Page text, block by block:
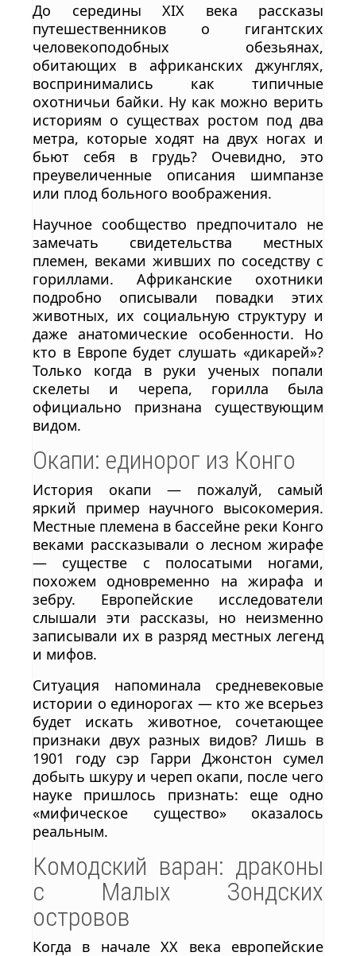
До середины XIX века рассказы
путешественников о гигантских
человекоподобных обезьянах,
обитающих в африканских джунглях,
воспринимались как типичные
охотничьи байки. Ну как можно верить
историям о существах ростом под два
метра, которые ходят на двух ногах и
бьют себя в грудь? Очевидно, это
преувеличенные описания шимпанзе
или плод больного воображения.
Научное сообщество предпочитало не
замечать свидетельства местных
племен, веками живших по соседству с
гориллами. Африканские охотники
подробно описывали повадки этих
животных, их социальную структуру и
даже анатомические особенности. Но
кто в Европе будет слушать «дикарей»?
Только когда в руки ученых попали
скелеты и черепа, горилла была
официально признана существующим
видом.
Окапи: единорог из Конго
История окапи — пожалуй, самый
яркий пример научного высокомерия.
Местные племена в бассейне реки Конго
веками рассказывали о лесном жирафе
— существе с полосатыми ногами,
похожем одновременно на жирафа и
зебру. Европейские исследователи
слышали эти рассказы, но неизменно
записывали их в разряд местных легенд
и мифов.
Ситуация напоминала средневековые
истории о единорогах — кто же всерьез
будет искать животное, сочетающее
признаки двух разных видов? Лишь в
1901 году сэр Гарри Джонстон сумел
добыть шкуру и череп окапи, после чего
науке пришлось признать: еще одно
«мифическое существо» оказалось
реальным.
Комодский варан: драконы
с Малых Зондских
островов
Когда в начале XX века европейские